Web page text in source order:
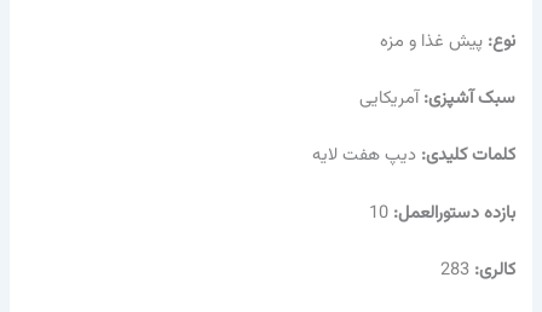
نوع:پیش غذا و مزه
سبک آشپزی:آمریکایی
کلمات کلیدی:دیپ هفت لایه
بازده دستورالعمل:10
کالری:283